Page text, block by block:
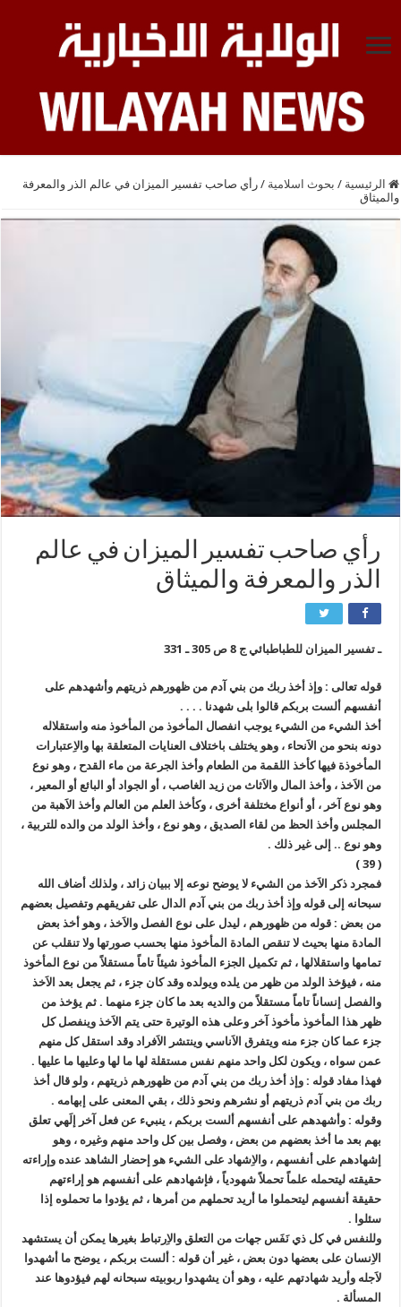
الرئيسية / بحوث اسلامية / رأي صاحب تفسير الميزان في عالم الذر والمعرفة
والميثاق
رأي صاحب تفسير الميزان في عالم
الذر والمعرفة والميثاق
ـ تفسير الميزان للطباطبائي ج 8 ص 305 ـ 331
قوله تعالى : وإذ أخذ ربك من بني آدم من ظهورهم ذريتهم وأشهدهم على
أنفسهم ألست بربكم قالوا بلى شهدنا . . . .
أخذ الشيء من الشيء يوجب انفصال المأخوذ من المأخوذ منه واستقلاله
دونه بنحو من الاَنحاء ، وهو يختلف باختلاف العنايات المتعلقة بها والاِعتبارات
المأخوذة فيها كأخذ اللقمة من الطعام وأخذ الجرعة من ماء القدح ، وهو نوع
من الاَخذ ، وأخذ المال والاَثاث من زيد الغاصب ، أو الجواد أو البائع أو المعير ،
وهو نوع آخر ، أو أنواع مختلفة أخرى ، وكأخذ العلم من العالم وأخذ الاَهبة من
المجلس وأخذ الحظ من لقاء الصديق ، وهو نوع ، وأخذ الولد من والده للتربية ،
وهو نوع .. إلى غير ذلك .
( 39 )
فمجرد ذكر الاَخذ من الشيء لا يوضح نوعه إلا ببيان زائد ، ولذلك أضاف الله
سبحانه إلى قوله وإذ أخذ ربك من بني آدم الدال على تفريقهم وتفصيل بعضهم
من بعض : قوله من ظهورهم ، ليدل على نوع الفصل والاَخذ ، وهو أخذ بعض
المادة منها بحيث لا تنقص المادة المأخوذ منها بحسب صورتها ولا تنقلب عن
تمامها واستقلالها ، ثم تكميل الجزء المأخوذ شيئاً تاماً مستقلاً من نوع المأخوذ
منه ، فيؤخذ الولد من ظهر من يلده ويولده وقد كان جزء ، ثم يجعل بعد الاَخذ
والفصل إنساناً تاماً مستقلاً من والديه بعد ما كان جزء منهما . ثم يؤخذ من
ظهر هذا المأخوذ مأخوذ آخر وعلى هذه الوتيرة حتى يتم الاَخذ وينفصل كل
جزء عما كان جزء منه ويتفرق الاَناسي وينتشر الاَفراد وقد استقل كل منهم
عمن سواه ، ويكون لكل واحد منهم نفس مستقلة لها ما لها وعليها ما عليها .
فهذا مفاد قوله : وإذ أخذ ربك من بني آدم من ظهورهم ذريتهم ، ولو قال أخذ
ربك من بني آدم ذريتهم أو نشرهم ونحو ذلك ، بقي المعنى على إبهامه .
وقوله : وأشهدهم على أنفسهم ألست بربكم ، ينبيء عن فعل آخر إلَهي تعلق
بهم بعد ما أخذ بعضهم من بعض ، وفصل بين كل واحد منهم وغيره ، وهو
إشهادهم على أنفسهم ، والاِشهاد على الشيء هو إحضار الشاهد عنده وإراءته
حقيقته ليتحمله علماً تحملاً شهودياً ، فإشهادهم على أنفسهم هو إراءتهم
حقيقة أنفسهم ليتحملوا ما أريد تحملهم من أمرها ، ثم يؤدوا ما تحملوه إذا
سئلوا .
وللنفس في كل ذي نَفَس جهات من التعلق والاِرتباط بغيرها يمكن أن يستشهد
الاِنسان على بعضها دون بعض ، غير أن قوله : ألست بربكم ، يوضح ما أشهدوا
لاَجله وأريد شهادتهم عليه ، وهو أن يشهدوا ربوبيته سبحانه لهم فيؤدوها عند
المسألة .